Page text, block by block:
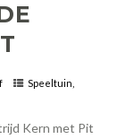
Speeltuin
Kern met Pit